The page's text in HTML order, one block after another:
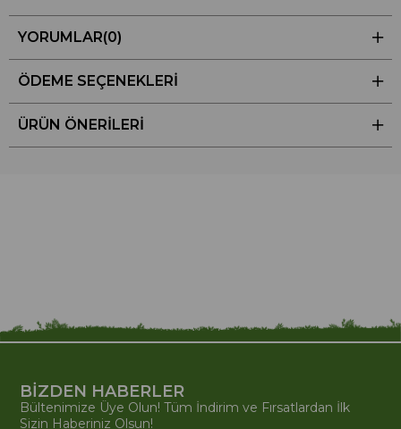
YORUMLAR(0)
ÖDEME SEÇENEKLERI
ÜRÜN ÖNERILERI
BİZDEN HABERLER
Bültenimize Üye Olun! Tüm İndirim ve Fırsatlardan İlk
Sizin Haberiniz Olsun!